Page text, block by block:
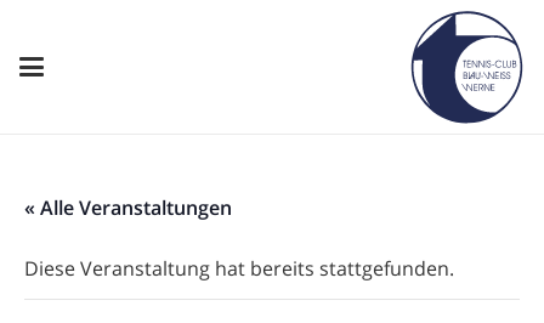
« Alle Veranstaltungen
Diese Veranstaltung hat bereits stattgefunden.